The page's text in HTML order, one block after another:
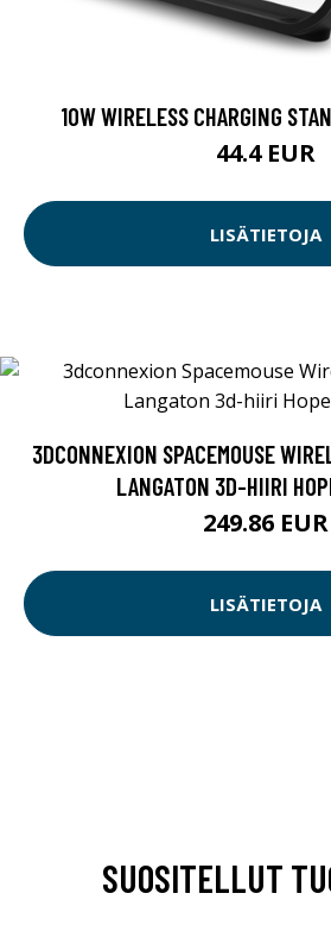
10W WIRELESS CHARGING
44.4 EUR
LISÄTIETOJA
3DCONNEXION SPACEMOUSE
LANGATON 3D-HIIRI
249.86 EUR
LISÄTIETOJA
SUOSITELLUT